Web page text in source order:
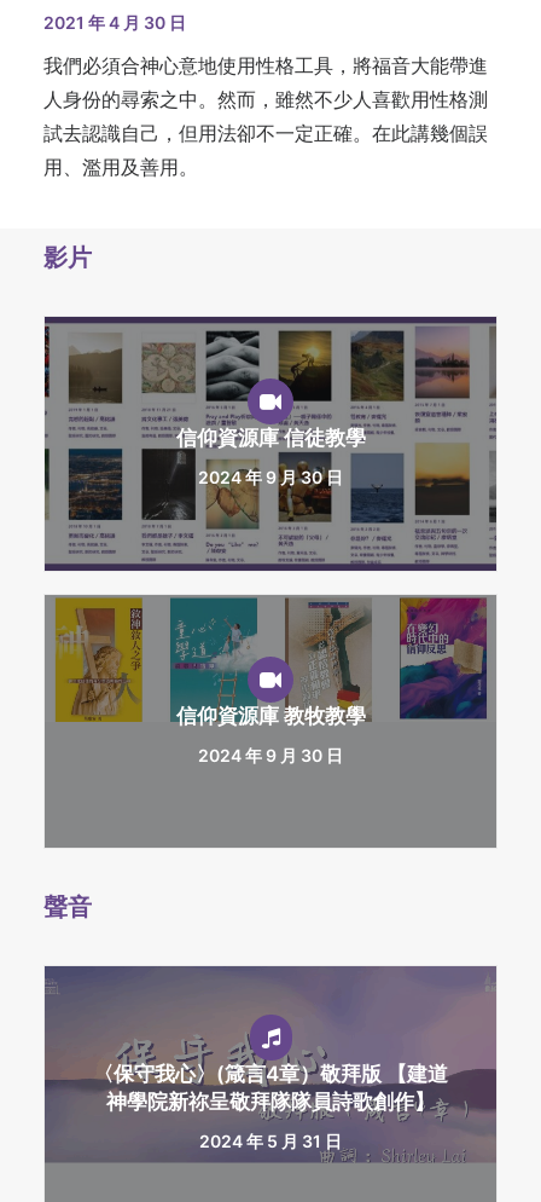
2021 年 4 月 30 日
我們必須合神心意地使用性格工具，將福音大能帶進
人身份的尋索之中。然而，雖然不少人喜歡用性格測
試去認識自己，但用法卻不一定正確。在此講幾個誤
用、濫用及善用。
影片
信仰資源庫 信徒教學
2024 年 9 月 30 日
信仰資源庫 教牧教學
2024 年 9 月 30 日
聲音
〈保守我心〉(箴言4章）敬拜版 【建道
神學院新祢呈敬拜隊隊員詩歌創作】
2024 年 5 月 31 日